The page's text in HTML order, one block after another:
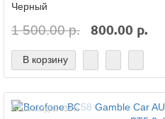
Черный
1 500.00 р. 800.00 р.
В корзину
Ваша скидка: -33%